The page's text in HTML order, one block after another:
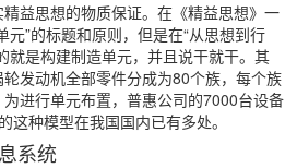
益思想的物质保证。在《精益思想》一
元”的标题和原则，但是在“从思想到行
就是构建制造单元，并且说干就干。其
发动机全部零件分成为80个族，每个族
进行单元布置，普惠公司的7000台设备
这种模型在我国国内已有多处。
系统